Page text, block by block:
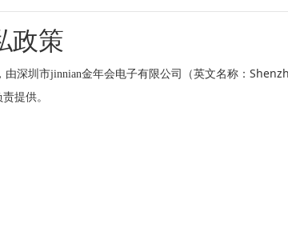
政策
由深圳市jinnian金年会电子有限公司（英文名称：
提供。